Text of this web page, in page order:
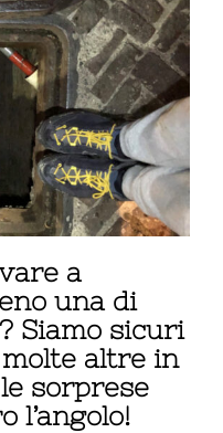
a
una di
Siamo sicuri
altre in
sorprese
l’angolo!